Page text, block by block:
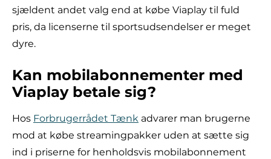
sjældent andet valg end at købe Viaplay til fuld
pris, da licenserne til sportsudsendelser er meget
dyre.
Kan mobilabonnementer med
Viaplay betale sig?
Hos Forbrugerrådet Tænk advarer man brugerne
mod at købe streamingpakker uden at sætte sig
ind i priserne for henholdsvis mobilabonnement